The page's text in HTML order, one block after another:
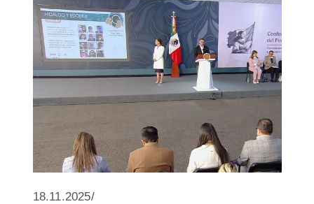
18.11.2025/